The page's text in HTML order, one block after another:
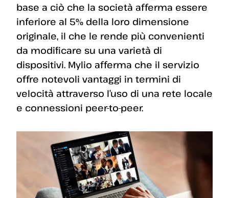
base a ciò che la società afferma essere
inferiore al 5% della loro dimensione
originale, il che le rende più convenienti
da modificare su una varietà di
dispositivi. Mylio afferma che il servizio
offre notevoli vantaggi in termini di
velocità attraverso l’uso di una rete locale
e connessioni peer-to-peer.